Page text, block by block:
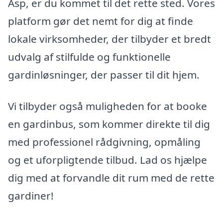
Asp, er du kommet til det rette sted. Vores
platform gør det nemt for dig at finde
lokale virksomheder, der tilbyder et bredt
udvalg af stilfulde og funktionelle
gardinløsninger, der passer til dit hjem.
Vi tilbyder også muligheden for at booke
en gardinbus, som kommer direkte til dig
med professionel rådgivning, opmåling
og et uforpligtende tilbud. Lad os hjælpe
dig med at forvandle dit rum med de rette
gardiner!